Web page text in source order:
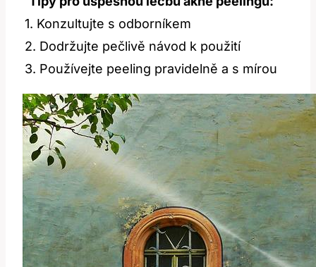
1. Konzultujte s odborníkem
2. Dodržujte pečlivě návod k použití
3. Používejte peeling pravidelně a s mírou